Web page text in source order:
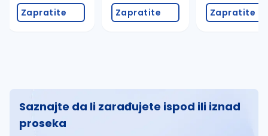
Zapratite Zapratite Zapratite
Saznajte da li zarađujete ispod ili iznad
proseka